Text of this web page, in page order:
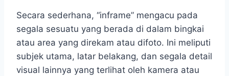
Secara sederhana, “inframe” mengacu pada
segala sesuatu yang berada di dalam bingkai
atau area yang direkam atau difoto. Ini meliputi
subjek utama, latar belakang, dan segala detail
visual lainnya yang terlihat oleh kamera atau